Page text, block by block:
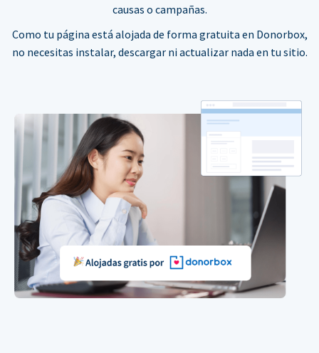
causas o campañas.
Como tu página está alojada de forma gratuita en Donorbox,
no necesitas instalar, descargar ni actualizar nada en tu sitio.